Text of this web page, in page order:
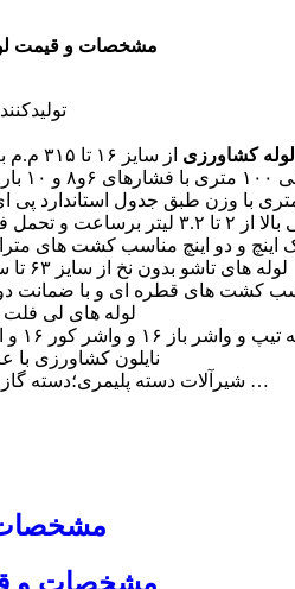
مشخصات و قیمت
لوله کشاورزی از سایز ۱۶ تا ۳۱۵ م.م با مواد آبرسان دارای ضمانت ده ساله
?لوله های تاشو بدون نخ از سایز ۶۳ تا سایز ۱۲۵ مناسب زمین های اجاره ای
?لوله های لی فلت
?نایلون کشاورزی
?شیرآلات دسته پلیمری؛دسته گازی؛ویفری؛چدنی زبانه لاستیک؛ آبریز و …